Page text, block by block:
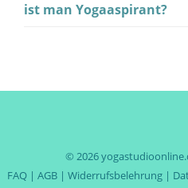
ist man Yogaaspirant?
© 2026
FAQ| AGB| Widerrufsbelehrung|